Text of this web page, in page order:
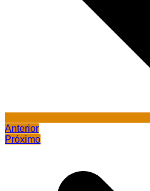
Anterior
Próximo